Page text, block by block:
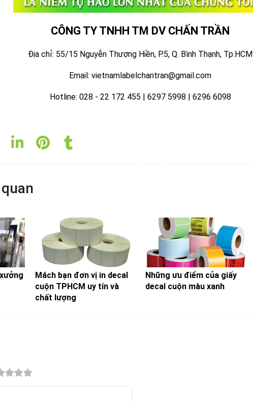
CÔNG TY TNHH TM DV CHẤN TRẦN
Địa chỉ: 55/15 Nguyễn Thượng Hiền, P.5, Q. Bình Thạnh, Tp.HCM
Email: vietnamlabelchantran@gmail.com
Hotline: 028 - 22 172 455 | 6297 5998 | 6296 6098
Mách bạn đơn vị in decal
cuộn TPHCM uy tín và
chất lượng
Những ưu điểm của giấy
decal cuộn màu xanh